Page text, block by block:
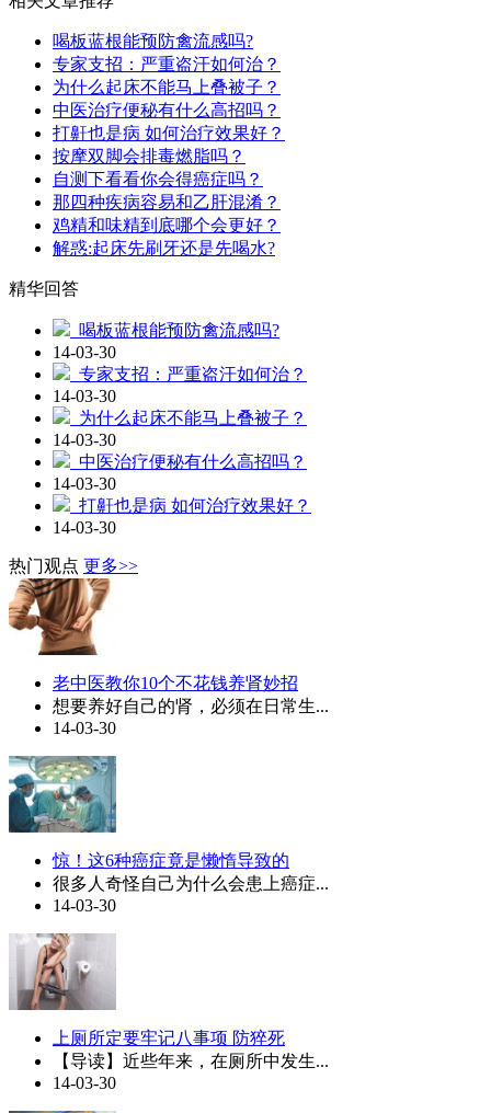
喝板蓝根能预防禽流感吗?
专家支招：严重盗汗如何治？
为什么起床不能马上叠被子？
中医治疗便秘有什么高招吗？
打鼾也是病 如何治疗效果好？
按摩双脚会排毒燃脂吗？
自测下看看你会得癌症吗？
那四种疾病容易和乙肝混淆？
鸡精和味精到底哪个会更好？
解惑:起床先刷牙还是先喝水?
精华回答
喝板蓝根能预防禽流感吗?
14-03-30
专家支招：严重盗汗如何治？
14-03-30
为什么起床不能马上叠被子？
14-03-30
中医治疗便秘有什么高招吗？
14-03-30
打鼾也是病 如何治疗效果好？
14-03-30
热门观点 更多>>
老中医教你10个不花钱养肾妙招
想要养好自己的肾，必须在日常生...
14-03-30
惊！这6种癌症竟是懒惰导致的
很多人奇怪自己为什么会患上癌症...
14-03-30
上厕所定要牢记八事项 防猝死
【导读】近些年来，在厕所中发生...
14-03-30